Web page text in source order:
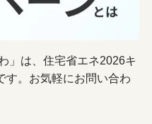
」は、住宅省エネ2026キ
す。お気軽にお問い合わ